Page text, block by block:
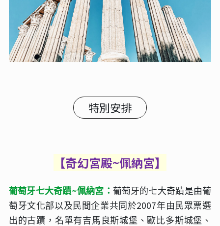
特別安排
【奇幻宮殿~佩納宮】
葡萄牙七大奇蹟~佩納宮： 葡萄牙的七大奇蹟是由葡
萄牙文化部以及民間企業共同於2007年由民眾票選
出的古蹟，名單有吉馬良斯城堡、歐比多斯城堡、